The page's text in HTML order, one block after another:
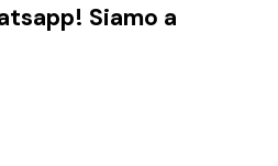
Siamo a